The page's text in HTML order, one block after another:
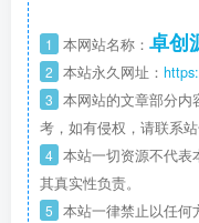
1 本网站名称： 卓创
2 本站永久网址：
3 本网站的文章部分内
考，如有侵权，请联系
4 本站一切资源不代表
其真实性负责。
5 本站一律禁止以任何